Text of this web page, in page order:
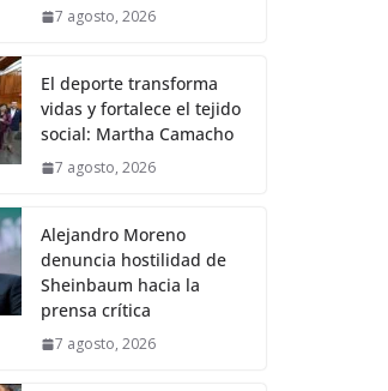
7 agosto, 2026
El deporte transforma
vidas y fortalece el tejido
social: Martha Camacho
7 agosto, 2026
Alejandro Moreno
denuncia hostilidad de
Sheinbaum hacia la
prensa crítica
7 agosto, 2026